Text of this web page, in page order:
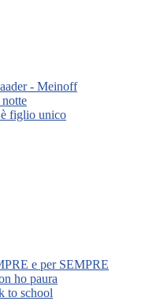
- Meinoff
figlio unico
e per SEMPRE
ho paura
to school